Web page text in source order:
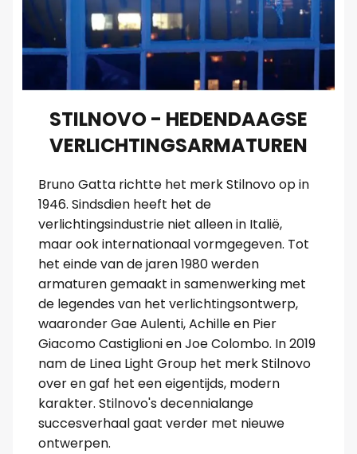
STILNOVO - HEDENDAAGSE
VERLICHTINGSARMATUREN
Bruno Gatta richtte het merk Stilnovo op in
1946. Sindsdien heeft het de
verlichtingsindustrie niet alleen in Italië,
maar ook internationaal vormgegeven. Tot
het einde van de jaren 1980 werden
armaturen gemaakt in samenwerking met
de legendes van het verlichtingsontwerp,
waaronder Gae Aulenti, Achille en Pier
Giacomo Castiglioni en Joe Colombo. In 2019
nam de Linea Light Group het merk Stilnovo
over en gaf het een eigentijds, modern
karakter. Stilnovo's decennialange
succesverhaal gaat verder met nieuwe
ontwerpen.